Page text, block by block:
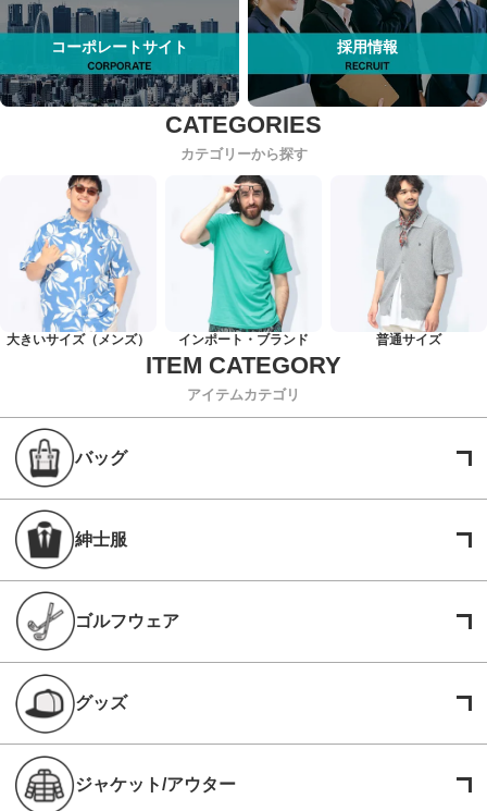
コーポレートサイト 採用情報
カテゴリーから探す
大きいサイズ（メンズ） インポート・ブランド 普通サイズ
アイテムカテゴリ
バッグ
紳士服
ゴルフウェア
グッズ
ジャケット/アウター